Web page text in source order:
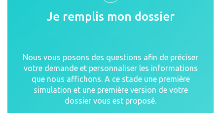
Je remplis mon dossier
Nous vous posons des questions afin de préciser
votre demande et personnaliser les informations
que nous affichons. A ce stade une première
simulation et une première version de votre
dossier vous est proposé.